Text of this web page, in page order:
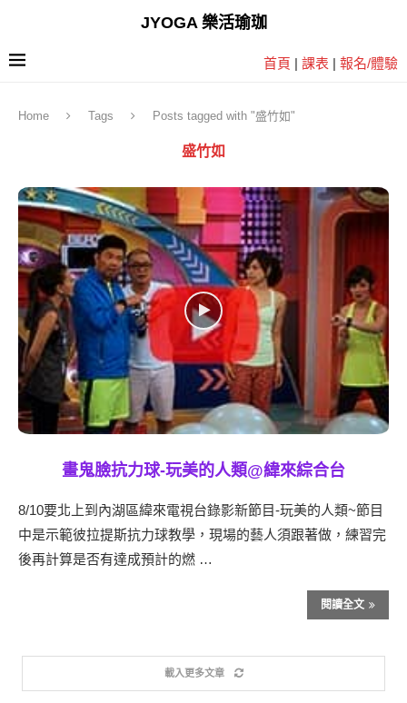
JYOGA 樂活瑜珈
首頁 | 課表 | 報名/體驗
Home Tags Posts tagged with "盛竹如"
盛竹如
畫鬼臉抗力球-玩美的人類@緯來綜合台
8/10要北上到內湖區緯來電視台錄影新節目-玩美的人類~節目
中是示範彼拉提斯抗力球教學，現場的藝人須跟著做，練習完
後再計算是否有達成預計的燃 …
閱讀全文
載入更多文章